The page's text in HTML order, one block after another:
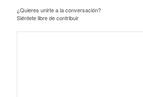
¿Quieres unirte a la conversación?
Siéntete libre de contribuir